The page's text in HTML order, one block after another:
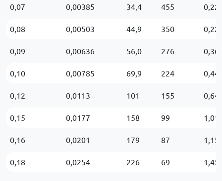
0,07 0,00385 34,4 455
0,08 0,00503 44,9 350
0,09 0,00636 56,0 276
0,10 0,00785 69,9 224
0,12 0,0113 101 155
0,15 0,0177 158 99 1,01
0,16 0,0201 179 87 1,15
0,18 0,0254 226 69 1,45